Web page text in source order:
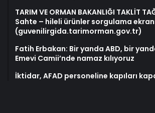
TARIM VE ORMAN BAKANLIĞI TAKLİT
Sahte – hileli ürünler sorgulama
(guvenilirgida.tarimorman.gov.tr)
Fatih Erbakan: Bir yanda ABD, bir
Emevi Camii’nde namaz kılıyoruz
İktidar, AFAD personeline kapıları